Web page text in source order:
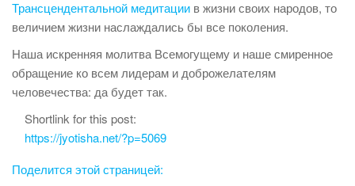
Трансцендентальной медитации в жизни своих народов, то
величием жизни наслаждались бы все поколения.
Наша искренняя молитва Всемогущему и наше смиренное
обращение ко всем лидерам и доброжелателям
человечества: да будет так.
Shortlink for this post:
https://jyotisha.net/?p=5069
Поделится этой страницей: